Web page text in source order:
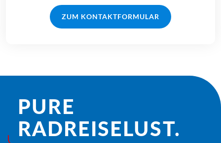
ZUM KONTAKTFORMULAR
PURE
RADREISE­LUST.